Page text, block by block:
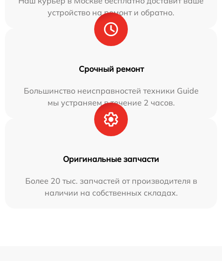
устройство на ремонт и обратно.
Срочный ремонт
Большинство неисправностей техники Guide
мы устраняем в течение 2 часов.
Оригинальные запчасти
Более 20 тыс. запчастей от производителя в
наличии на собственных складах.